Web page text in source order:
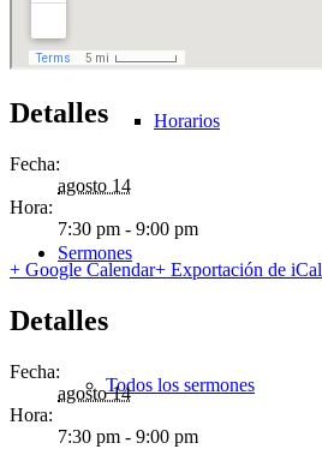
Horarios
Sermones
Todos los sermones
Detalles
Fecha:
agosto 14
Hora:
7:30 pm - 9:00 pm
+ Google Calendar+ Exportación de iCal
Detalles
Fecha:
agosto 14
Hora:
7:30 pm - 9:00 pm